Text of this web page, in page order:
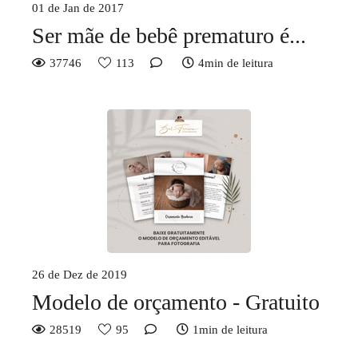
01 de Jan de 2017
Ser mãe de bebê prematuro é...
37746 113 4min de leitura
26 de Dez de 2019
Modelo de orçamento - Gratuito
28519 95 1min de leitura